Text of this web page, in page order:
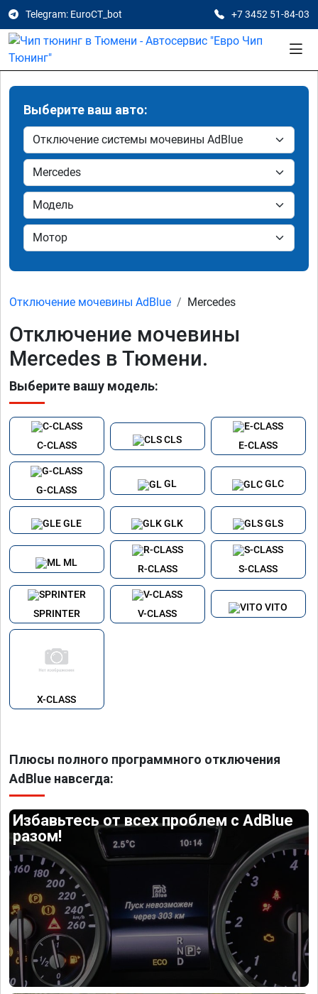
Telegram: EuroCT_bot +7 3452 51-84-03
Выберите ваш авто:
Отключение мочевины AdBlue Mercedes
Отключение мочевины
Mercedes в Тюмени.
Выберите вашу модель:
C-CLASS
CLS
E-CLASS
G-CLASS
GL GLC
GLE GLK GLS
ML
R-CLASS S-CLASS
SPRINTER V-CLASS
VITO
X-CLASS
Плюсы полного программного отключения
AdBlue навсегда:
Избавьтесь от всех проблем с AdBlue
разом!